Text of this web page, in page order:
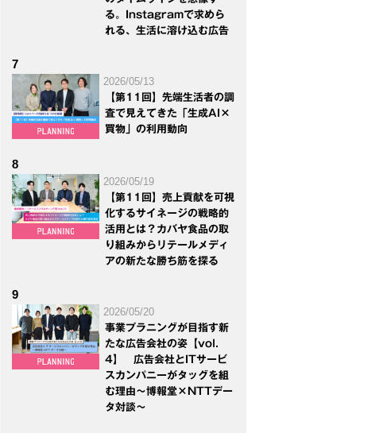
る。Instagramで求めら
れる、生活に溶け込む広告
7
2026/05/13
【第11回】先端生活者の調
査で見えてきた「生成AI×
買物」の利用動向
8
2026/05/19
【第11回】売上貢献を可視
化するサイネージの戦略的
活用とは？カバヤ食品の取
り組みからリテールメディ
アの新たな勝ち筋を探る
9
2026/05/20
事業プラニングが目指す新
たな広告会社の姿【vol.
4】 広告会社とITサービ
スカンパニーがタッグを組
む理由～博報堂×NTTデー
タ対談～